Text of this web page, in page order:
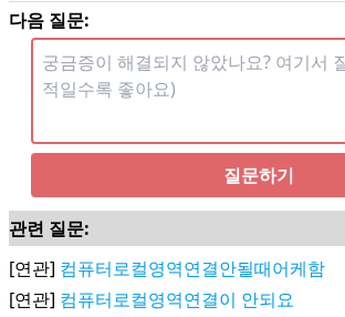
다음 질문:
질문하기
관련 질문:
[연관] 컴퓨터로컬영역연결안될때어케함
[연관] 컴퓨터로컬영역연결이 안되요